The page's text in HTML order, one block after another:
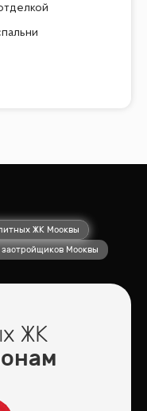
ЖК Москвы
застройщиков Москвы
ЖК